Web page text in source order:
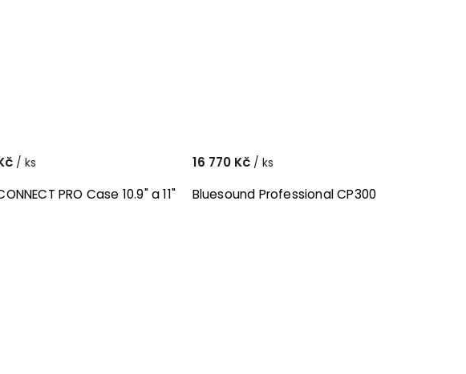
PRO Case 10.9" a 11"
/ ks
Bluesound Professional CP300
16 770 Kč / ks